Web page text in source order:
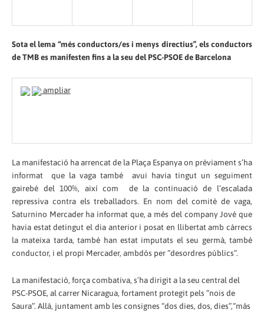
Sota el lema “més conductors/es i menys directius”, els conductors
de TMB es manifesten fins a la seu del PSC-PSOE de Barcelona
ampliar
La manifestació ha arrencat de la Plaça Espanya o­n prèviament s’ha
informat que la vaga també avui havia tingut un seguiment
gairebé del 100%, així com de la continuació de l’escalada
repressiva contra els treballadors. En nom del comitè de vaga,
Saturnino Mercader ha informat que, a més del company Jové que
havia estat detingut el dia anterior i posat en llibertat amb càrrecs
la mateixa tarda, també han estat imputats el seu germà, també
conductor, i el propi Mercader, ambdós per “desordres públics”.
La manifestació, força combativa, s’ha dirigit a la seu central del
PSC-PSOE, al carrer Nicaragua, fortament protegit pels “nois de
Saura”. Allà, juntament amb les consignes “dos dies, dos, dies”,“más